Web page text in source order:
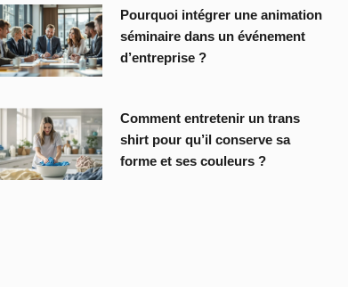
Pourquoi intégrer une animation
séminaire dans un événement
d’entreprise ?
Comment entretenir un trans
shirt pour qu’il conserve sa
forme et ses couleurs ?